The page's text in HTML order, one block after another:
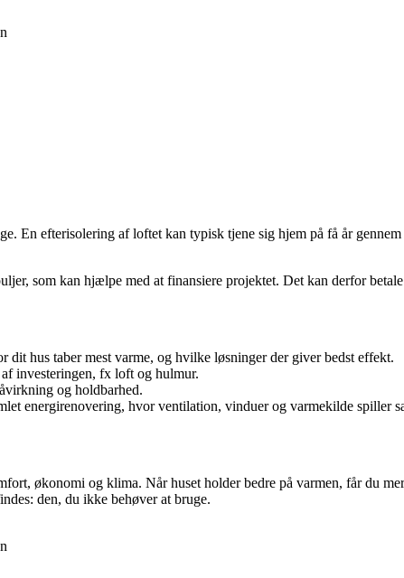
En efterisolering af loftet kan typisk tjene sig hjem på få år
som kan hjælpe med at finansiere projektet. Det kan derfor
dit hus taber mest varme, og hvilke løsninger der giver bedst effekt.
investeringen, fx loft og hulmur.
og holdbarhed.
energirenovering, hvor ventilation, vinduer og varmekilde spiller
økonomi og klima. Når huset holder bedre på varmen, får du
den, du ikke behøver at bruge.